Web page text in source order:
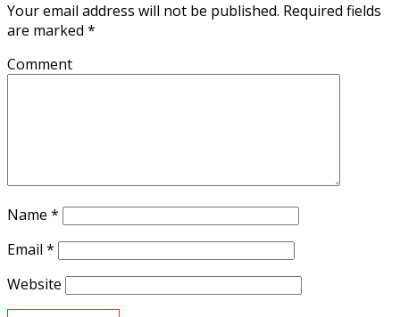
Your email address will not be published. Required fields
are marked *
Comment
Name *
Email *
Website